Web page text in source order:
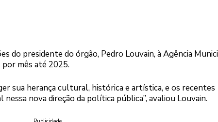
do presidente do órgão, Pedro Louvain, à Agência
por mês até 2025.
sua herança cultural, histórica e artística, e os recentes
nova direção da política pública”, avaliou Louvain.